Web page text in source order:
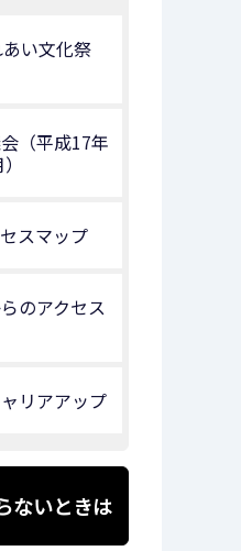
い文化祭
（平成17年
スマップ
のアクセス
リアアップ
ないときは